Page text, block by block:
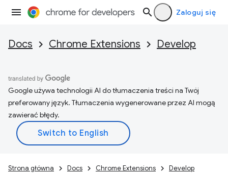
Zaloguj się
Docs Chrome Extensions Develop
Google używa technologii AI do tłumaczenia treści na Twój
preferowany język. Tłumaczenia wygenerowane przez AI mogą
zawierać błędy.
Strona główna Docs Chrome Extensions Develop